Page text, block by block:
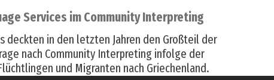
Services im Community Interpreting
deckten in den letzten Jahren den Großteil der
nach Community Interpreting infolge der
und Migranten nach Griechenland.